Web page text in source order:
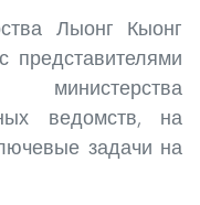
Лыонг Кыонг
представителями
министерства
ведомств, на
задачи на